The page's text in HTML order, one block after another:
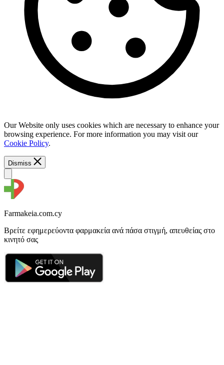
Our Website only uses cookies which are necessary to enhance your
browsing experience. For more information you may visit our
Cookie Policy.
Dismiss
Farmakeia.com.cy
Βρείτε εφημερεύοντα φαρμακεία ανά πάσα στιγμή, απευθείας στο
κινητό σας